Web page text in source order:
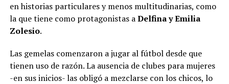
en historias particulares y menos multitudinarias, como
la que tiene como protagonistas aDelfina y Emilia
Zolesio.
Las gemelas comenzaron a jugar al fútbol desde que
tienen uso de razón. La ausencia de clubes para mujeres
-en sus inicios- las obligó a mezclarse con los chicos, lo